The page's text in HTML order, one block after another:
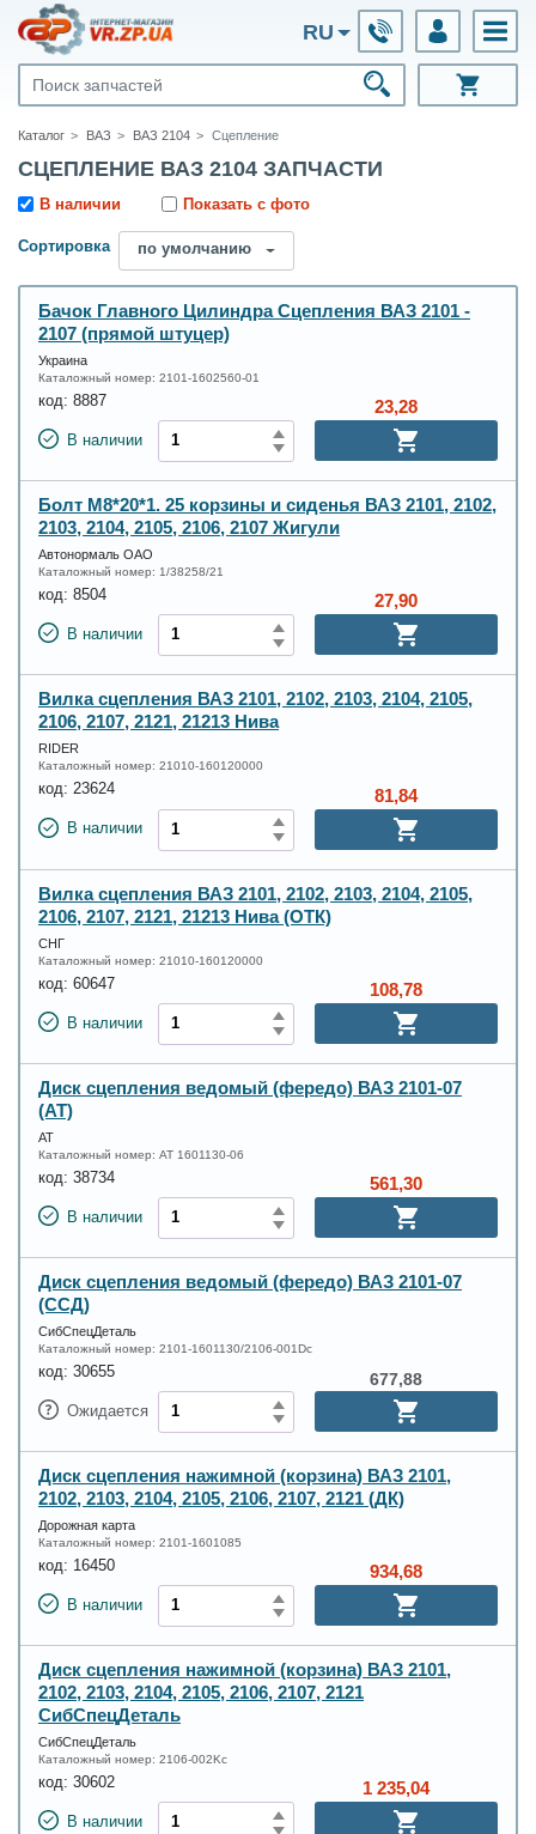
RU
Каталог ВАЗ ВАЗ 2104 Сцепление
СЦЕПЛЕНИЕ ВАЗ 2104 ЗАПЧАСТИ
В наличии Показать с фото
Сортировка по умолчанию
Бачок Главного Цилиндра Сцепления ВАЗ 2101 -
2107 (прямой штуцер)
Украина
Каталожный номер: 2101-1602560-01
код: 8887
В наличии
23,28
Болт М8*20*1. 25 корзины и сиденья ВАЗ 2101, 2102,
2103, 2104, 2105, 2106, 2107 Жигули
Автонормаль ОАО
Каталожный номер: 1/38258/21
код: 8504
В наличии
27,90
Вилка сцепления ВАЗ 2101, 2102, 2103, 2104, 2105,
2106, 2107, 2121, 21213 Нива
RIDER
Каталожный номер: 21010-160120000
код: 23624
В наличии
81,84
Вилка сцепления ВАЗ 2101, 2102, 2103, 2104, 2105,
2106, 2107, 2121, 21213 Нива (ОТК)
СНГ
Каталожный номер: 21010-160120000
код: 60647
В наличии
108,78
Диск сцепления ведомый (фередо) ВАЗ 2101-07
(АТ)
АТ
Каталожный номер: AT 1601130-06
код: 38734
В наличии
561,30
Диск сцепления ведомый (фередо) ВАЗ 2101-07
(ССД)
СибСпецДеталь
Каталожный номер: 2101-1601130/2106-001Dc
код: 30655
Ожидается
677,88
Диск сцепления нажимной (корзина) ВАЗ 2101,
2102, 2103, 2104, 2105, 2106, 2107, 2121 (ДК)
Дорожная карта
Каталожный номер: 2101-1601085
код: 16450
В наличии
934,68
Диск сцепления нажимной (корзина) ВАЗ 2101,
2102, 2103, 2104, 2105, 2106, 2107, 2121
СибСпецДеталь
СибСпецДеталь
Каталожный номер: 2106-002Kc
код: 30602
В наличии
1 235,04